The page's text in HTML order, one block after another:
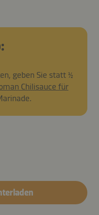
geben Sie statt ½
Chilisauce für